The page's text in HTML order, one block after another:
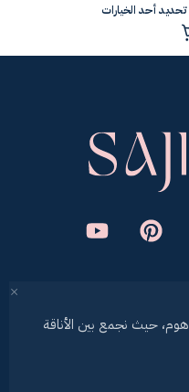
تحديد أحد الخيارات
حيث نجمع بين الأناقة